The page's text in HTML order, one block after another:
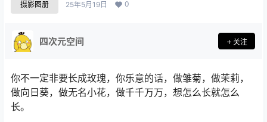
摄影图册 25年5月19日 0
四次元空间 关注
你不一定非要长成玫瑰，你乐意的话，做雏菊，做茉莉，
做向日葵，做无名小花，做千千万万，想怎么长就怎么
长。